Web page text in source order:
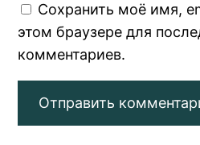
Сохранить моё имя,
этом браузере для
комментариев.